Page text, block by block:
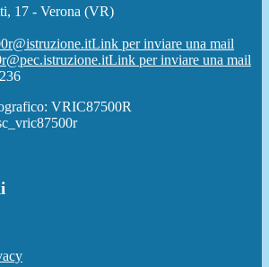
17 - Verona (VR)
Link per inviare una mail
Link per inviare una mail
VRIC87500R